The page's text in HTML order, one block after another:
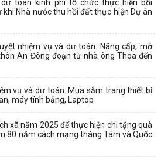
dự toán kinh phí tổ chức thực hiện bồi
Nhà nước thu hồi đất thực hiện Dự án
nhiệm vụ và dự toán: Nâng cấp, mở
An Đông đoạn từ nhà ông Thoa đến
vụ và dự toán: Mua sắm trang thiết bị
máy tính bảng, Laptop
xã năm 2025 để thực hiện chi tặng quà
80 năm cách mạng tháng Tám và Quốc